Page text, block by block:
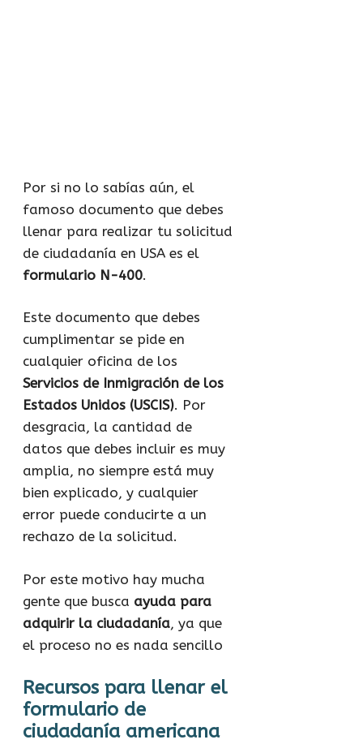
Por si no lo sabías aún, el
famoso documento que debes
llenar para realizar tu solicitud
de ciudadanía en USA es el
formulario N-400.
Este documento que debes
cumplimentar se pide en
cualquier oficina de los
Servicios de Inmigración de los
Estados Unidos (USCIS). Por
desgracia, la cantidad de
datos que debes incluir es muy
amplia, no siempre está muy
bien explicado, y cualquier
error puede conducirte a un
rechazo de la solicitud.
Por este motivo hay mucha
gente que busca ayuda para
adquirir la ciudadanía, ya que
el proceso no es nada sencillo
Recursos para llenar el
formulario de
ciudadanía americana